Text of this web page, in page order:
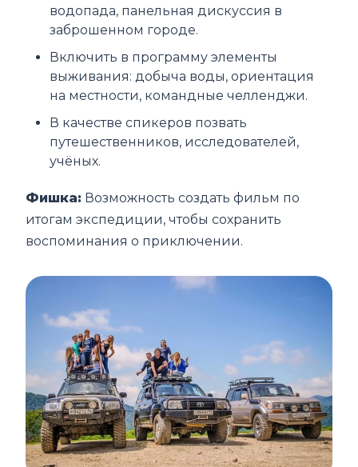
водопада, панельная дискуссия в
заброшенном городе.
Включить в программу элементы
выживания: добыча воды, ориентация
на местности, командные челленджи.
В качестве спикеров позвать
путешественников, исследователей,
учёных.
Фишка: Возможность создать фильм по
итогам экспедиции, чтобы сохранить
воспоминания о приключении.